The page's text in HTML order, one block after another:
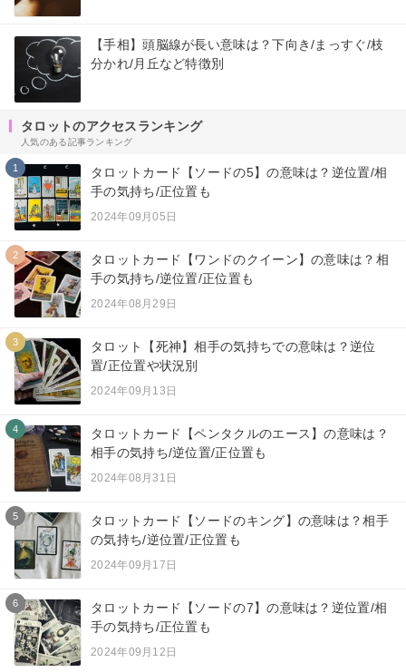
【手相】頭脳線が長い意味は？下向き/まっすぐ/枝
分かれ/月丘など特徴別
タロットのアクセスランキング
人気のある記事ランキング
1
タロットカード【ソードの5】の意味は？逆位置/相
手の気持ち/正位置も
2024年09月05日
2
タロットカード【ワンドのクイーン】の意味は？相
手の気持ち/逆位置/正位置も
2024年08月29日
3
タロット【死神】相手の気持ちでの意味は？逆位
置/正位置や状況別
2024年09月13日
4
タロットカード【ペンタクルのエース】の意味は？
相手の気持ち/逆位置/正位置も
2024年08月31日
5
タロットカード【ソードのキング】の意味は？相手
の気持ち/逆位置/正位置も
2024年09月17日
6
タロットカード【ソードの7】の意味は？逆位置/相
手の気持ち/正位置も
2024年09月12日